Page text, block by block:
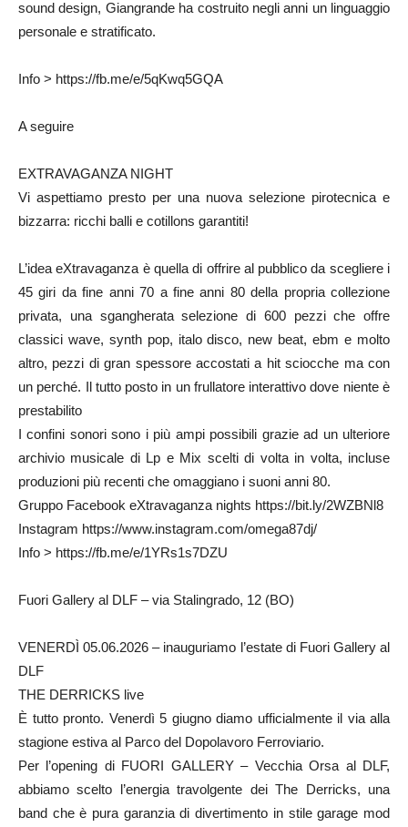
sound design, Giangrande ha costruito negli anni un linguaggio
personale e stratificato.
Info > https://fb.me/e/5qKwq5GQA
A seguire
EXTRAVAGANZA NIGHT
Vi aspettiamo presto per una nuova selezione pirotecnica e
bizzarra: ricchi balli e cotillons garantiti!
L’idea eXtravaganza è quella di offrire al pubblico da scegliere i
45 giri da fine anni 70 a fine anni 80 della propria collezione
privata, una sgangherata selezione di 600 pezzi che offre
classici wave, synth pop, italo disco, new beat, ebm e molto
altro, pezzi di gran spessore accostati a hit sciocche ma con
un perché. Il tutto posto in un frullatore interattivo dove niente è
prestabilito
I confini sonori sono i più ampi possibili grazie ad un ulteriore
archivio musicale di Lp e Mix scelti di volta in volta, incluse
produzioni più recenti che omaggiano i suoni anni 80.
Gruppo Facebook eXtravaganza nights https://bit.ly/2WZBNl8
Instagram https://www.instagram.com/omega87dj/
Info > https://fb.me/e/1YRs1s7DZU
Fuori Gallery al DLF – via Stalingrado, 12 (BO)
VENERDÌ 05.06.2026 – inauguriamo l’estate di Fuori Gallery al
DLF
THE DERRICKS live
È tutto pronto. Venerdì 5 giugno diamo ufficialmente il via alla
stagione estiva al Parco del Dopolavoro Ferroviario.
Per l’opening di FUORI GALLERY – Vecchia Orsa al DLF,
abbiamo scelto l’energia travolgente dei The Derricks, una
band che è pura garanzia di divertimento in stile garage mod